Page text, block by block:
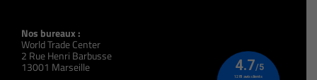
Nos bureaux :
World Trade Center
2 Rue Henri Barbusse
13001 Marseille